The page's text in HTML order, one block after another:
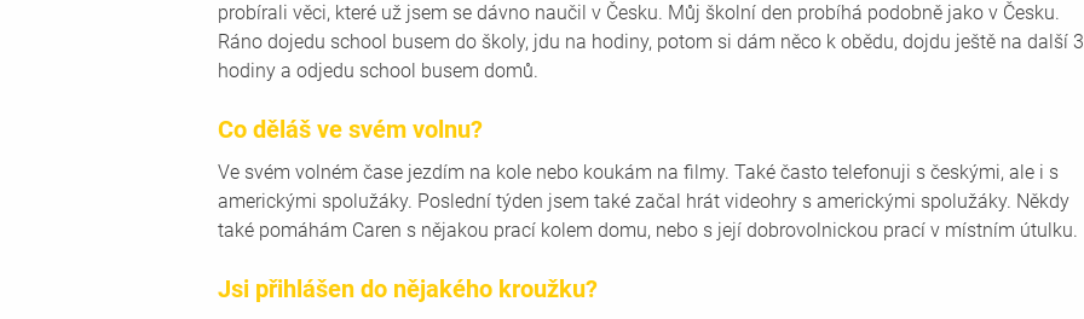
probírali věci, které už jsem se dávno naučil v Česku. Můj školní den probíhá podobně jako v Česku.
Ráno dojedu school busem do školy, jdu na hodiny, potom si dám něco k obědu, dojdu ještě na další
hodiny a odjedu school busem domů.
Co děláš ve svém volnu?
Ve svém volném čase jezdím na kole nebo koukám na filmy. Také často telefonuji s českými, ale i s
americkými spolužáky. Poslední týden jsem také začal hrát videohry s americkými spolužáky. Někdy
také pomáhám Caren s nějakou prací kolem domu, nebo s její dobrovolnickou prací v místním útulku.
Jsi přihlášen do nějakého kroužku?